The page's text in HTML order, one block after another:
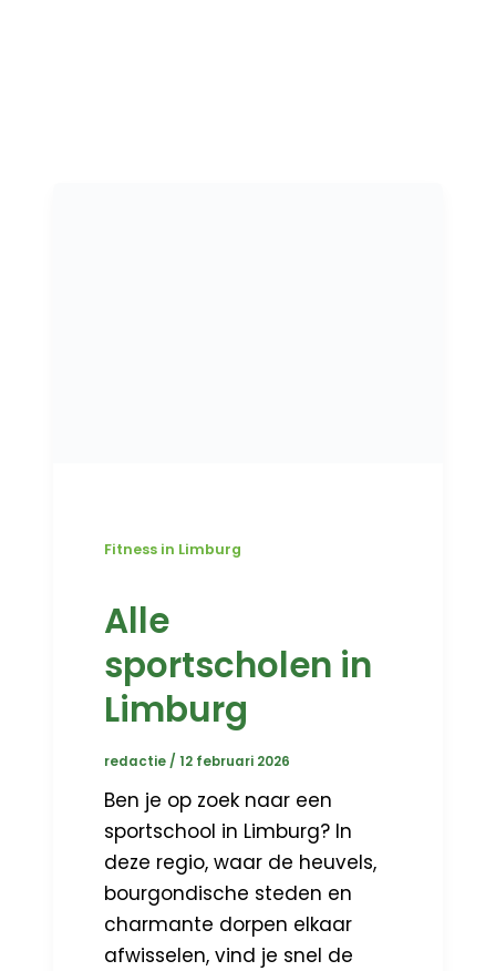
Fitness in Limburg
Alle
sportscholen in
Limburg
redactie /12 februari 2026
Ben je op zoek naar een
sportschool in Limburg? In
deze regio, waar de heuvels,
bourgondische steden en
charmante dorpen elkaar
afwisselen, vind je snel de